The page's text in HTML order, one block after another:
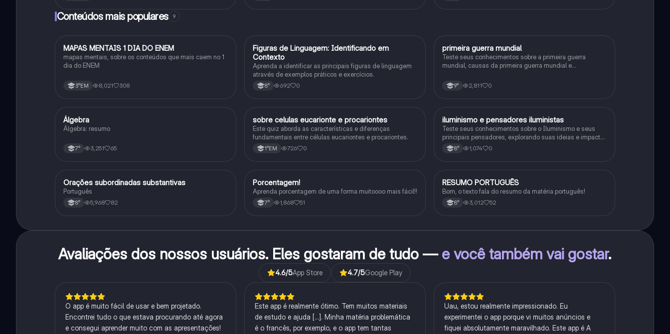
Conteúdos mais populares 9
Português
MAPAS MENTAIS 1 DIA DO ENEM
mapas mentais, sobre os conteúdos que mais caem no 1
dia do ENEM
3°EM 8,021 308
FPortuguês
Figuras de Linguagem: Identificando em
Contexto
Aprenda a identificar as principais figuras de linguagem
através de exemplos práticos e exercícios.
8° 692 0
História
primeira guerra mundial
Teste seus conhecimentos sobre a primeira guerra
mundial, causas da primeira guerra mundial e
primeira guerra mundial
9° 2,811 0
Matematica
Álgebra
Álgebra: resumo
7° 3,251 65
Biologia
sobre celulas eucarionte e procariontes
Este quiz aborda as características e diferenças
fundamentais entre células eucariontes e procariontes.
1°EM 726 0
História
iluminismo e pensadores iluministas
Teste seus conhecimentos sobre o Iluminismo e seus
principais pensadores, explorando suas ideias e impacto
histórico.
8° 1,074 0
Português
Orações subordinadas substantivas
Português
8° 5,968 82
Matematica
Porcentagem!
Aprenda porcentagem de uma forma muitoooo mais fácil!!
7° 1,868 51
Português
RESUMO PORTUGUÊS
Bom, o texto fala do resumo da matéria português!
8° 3,012 52
Avaliações dos nossos usuários. Eles gostaram de tudo —e você também vai gostar.
4.6/5App Store 4.7/5Google Play
O app é muito fácil de usar e bem projetado.
Encontrei tudo o que estava procurando até agora
e consegui aprender muito com as apresentações!
Este app é realmente ótimo. Tem muitos materiais
de estudo e ajuda [...]. Minha matéria problemática
é o francês, por exemplo, e o app tem tantas
Uau, estou realmente impressionado. Eu
experimentei o app porque vi muitos anúncios e
fiquei absolutamente maravilhado. Este app é A